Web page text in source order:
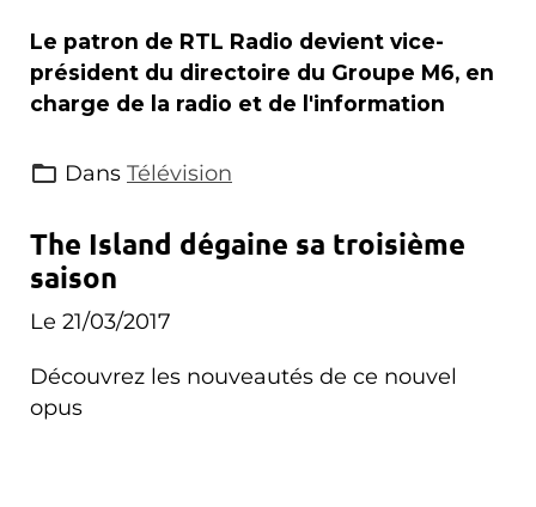
Le patron de RTL Radio devient vice-
président du directoire du Groupe M6, en
charge de la radio et de l'information
Dans Télévision
The Island dégaine sa troisième
saison
Le 21/03/2017
Découvrez les nouveautés de ce nouvel
opus